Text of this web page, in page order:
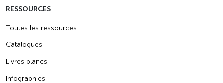
RESSOURCES
Toutes les ressources
Catalogues
Livres blancs
Infographies